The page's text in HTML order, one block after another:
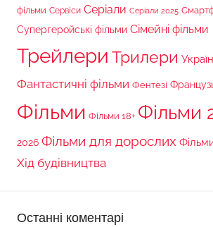
фільми Сервіси Серіали Серіали 2025
Супергеройські фільми Сімейні фільми
Трейлери Трилери
Фантастичні фільми Фентезі
Фільми Фільми 18+ Фільми
2026 Фільми для дорослих
Хід будівництва
Останні коментарі